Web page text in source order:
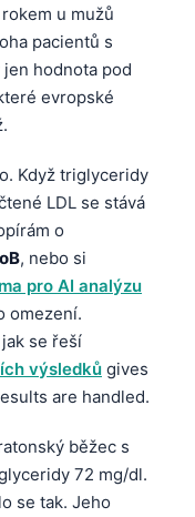
u mužů
pacientů s
hodnota pod
evropské
Když triglyceridy
LDL se stává
o
, nebo si
pro AI analýzu
omezení.
se řeší
výsledků gives
are handled.
běžec s
72 mg/dl.
se tak. Jeho